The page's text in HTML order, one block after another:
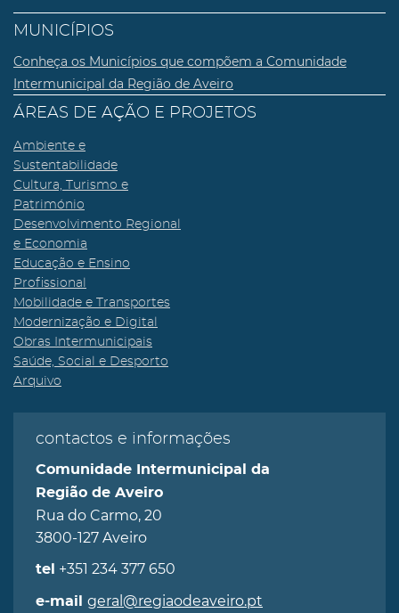
MUNICÍPIOS
Conheça os Municípios que compõem a Comunidade
Intermunicipal da Região de Aveiro
ÁREAS DE AÇÃO E PROJETOS
Ambiente e
Sustentabilidade
Cultura, Turismo e
Património
Desenvolvimento Regional
e Economia
Educação e Ensino
Profissional
Mobilidade e Transportes
Modernização e Digital
Obras Intermunicipais
Saúde, Social e Desporto
Arquivo
contactos e informações
Comunidade Intermunicipal da
Região de Aveiro
Rua do Carmo, 20
3800-127 Aveiro
tel +351 234 377 650
e-mail geral@regiaodeaveiro.pt